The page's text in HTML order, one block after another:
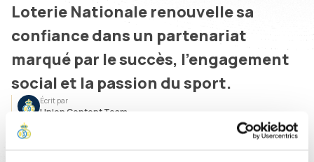
Loterie Nationale renouvelle sa
confiance dans un partenariat
marqué par le succès, l'engagement
social et la passion du sport.
Écrit par
Union Content Team
Depuis plusieurs saisons, le logo de la Loterie Nationale
est bien visible sur l’avant du maillot en Pro League et en